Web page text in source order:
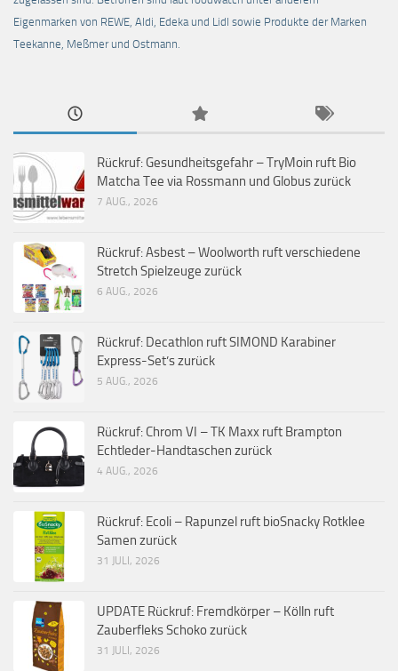
Eigenmarken von REWE, Aldi, Edeka und Lidl sowie Produkte der Marken
Teekanne, Meßmer und Ostmann.
Rückruf: Gesundheitsgefahr – TryMoin ruft Bio
Matcha Tee via Rossmann und Globus zurück
7 AUG., 2026
Rückruf: Asbest – Woolworth ruft verschiedene
Stretch Spielzeuge zurück
6 AUG., 2026
Rückruf: Decathlon ruft SIMOND Karabiner
Express-Set’s zurück
5 AUG., 2026
Rückruf: Chrom VI – TK Maxx ruft Brampton
Echtleder-Handtaschen zurück
4 AUG., 2026
Rückruf: Ecoli – Rapunzel ruft bioSnacky Rotklee
Samen zurück
31 JULI, 2026
UPDATE Rückruf: Fremdkörper – Kölln ruft
Zauberfleks Schoko zurück
31 JULI, 2026